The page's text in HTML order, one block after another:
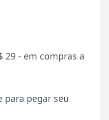
29 - em compras a
para pegar seu